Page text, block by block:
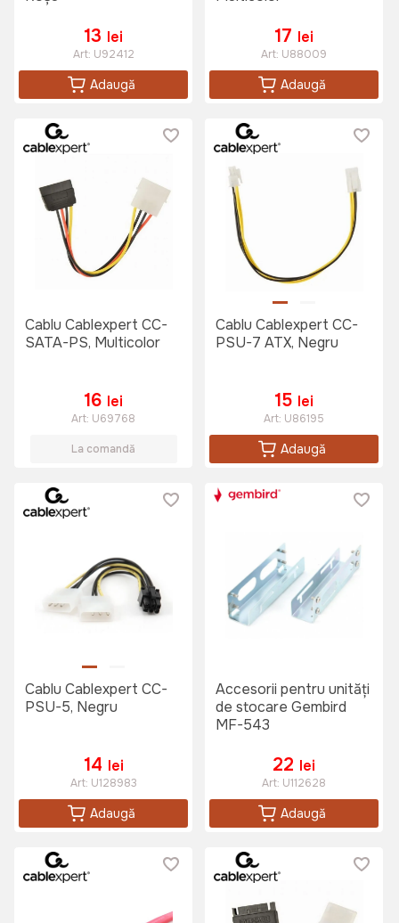
13 lei
Art: U92412
Adaugă
17 lei
Art: U88009
Adaugă
Cablu Cablexpert CC-
SATA-PS, Multicolor
16 lei
Art: U69768
La comandă
Cablu Cablexpert CC-
PSU-7 ATX, Negru
15 lei
Art: U86195
Adaugă
Cablu Cablexpert CC-
PSU-5, Negru
14 lei
Art: U128983
Adaugă
Accesorii pentru unități
de stocare Gembird
MF-543
22 lei
Art: U112628
Adaugă